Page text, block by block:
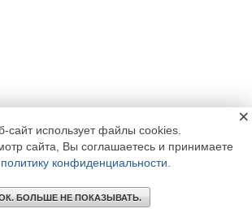
сайт использует файлы cookies.
сайта, Вы соглашаетесь и принимаете
политику конфиденциальности
БОЛЬШЕ НЕ ПОКАЗЫВАТЬ.
×